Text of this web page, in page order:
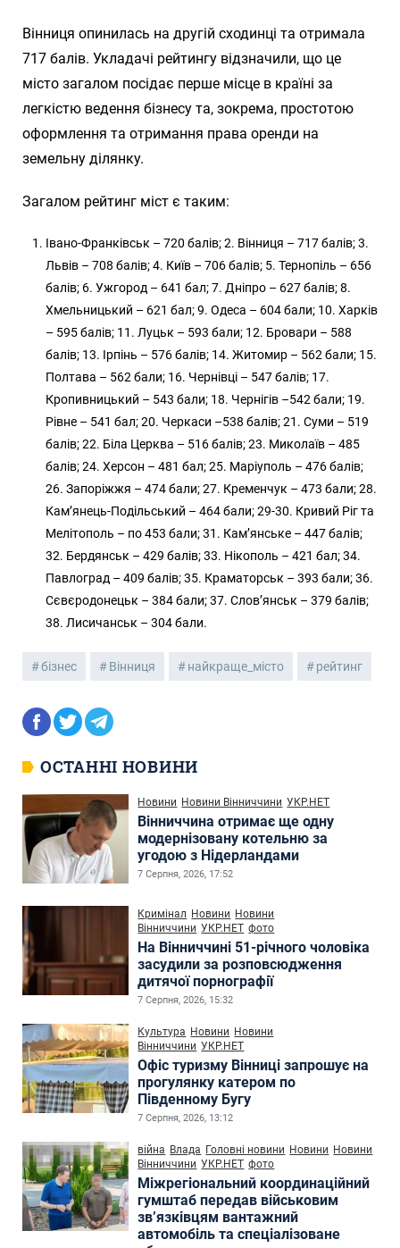
Вінниця опинилась на другій сходинці та отримала
717 балів. Укладачі рейтингу відзначили, що це
місто загалом посідає перше місце в країні за
легкістю ведення бізнесу та, зокрема, простотою
оформлення та отримання права оренди на
земельну ділянку.
Загалом рейтинг міст є таким:
Івано-Франківськ – 720 балів; 2. Вінниця – 717 балів; 3.
Львів – 708 балів; 4. Київ – 706 балів; 5. Тернопіль – 656
балів; 6. Ужгород – 641 бал; 7. Дніпро – 627 балів; 8.
Хмельницький – 621 бал; 9. Одеса – 604 бали; 10. Харків
– 595 балів; 11. Луцьк – 593 бали; 12. Бровари – 588
балів; 13. Ірпінь – 576 балів; 14. Житомир – 562 бали; 15.
Полтава – 562 бали; 16. Чернівці – 547 балів; 17.
Кропивницький – 543 бали; 18. Чернігів –542 бали; 19.
Рівне – 541 бал; 20. Черкаси –538 балів; 21. Суми – 519
балів; 22. Біла Церква – 516 балів; 23. Миколаїв – 485
балів; 24. Херсон – 481 бал; 25. Маріуполь – 476 балів;
26. Запоріжжя – 474 бали; 27. Кременчук – 473 бали; 28.
Кам’янець-Подільський – 464 бали; 29-30. Кривий Ріг та
Мелітополь – по 453 бали; 31. Кам’янське – 447 балів;
32. Бердянськ – 429 балів; 33. Нікополь – 421 бал; 34.
Павлоград – 409 балів; 35. Краматорськ – 393 бали; 36.
Сєвєродонецьк – 384 бали; 37. Слов’янськ – 379 балів;
38. Лисичанськ – 304 бали.
бізнес Вінниця найкраще_місто рейтинг
ОСТАННІ НОВИНИ
Новини Новини Вінниччини УКР.НЕТ
Вінниччина отримає ще одну
модернізовану котельню за
угодою з Нідерландами
7 Серпня, 2026, 17:52
Кримінал Новини Новини
Вінниччини УКР.НЕТ фото
На Вінниччині 51-річного чоловіка
засудили за розповсюдження
дитячої порнографії
7 Серпня, 2026, 15:32
Культура Новини Новини
Вінниччини УКР.НЕТ
Офіс туризму Вінниці запрошує на
прогулянку катером по
Південному Бугу
7 Серпня, 2026, 13:12
війна Влада Головні новини Новини Новини
Вінниччини УКР.НЕТ фото
Міжрегіональний координаційний
гумштаб передав військовим
зв’язківцям вантажний
автомобіль та спеціалізоване